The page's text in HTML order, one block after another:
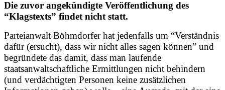
Die zuvor angekündigte Veröffentlichung des
“Klagstexts” findet nicht statt.
Parteianwalt Böhmdorfer hat jedenfalls um “Verständnis
dafür (ersucht), dass wir nicht alles sagen können” und
begründete das damit, dass man laufende
staatsanwaltschaftliche Ermittlungen nicht behindern
(und verdächtigten Personen keine zusätzlichen